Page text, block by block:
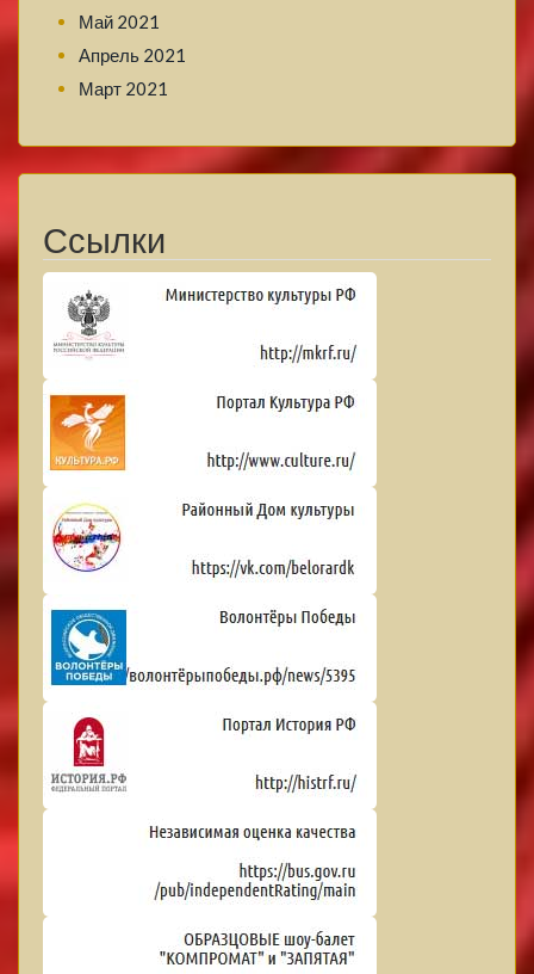
Май 2021
Апрель 2021
Март 2021
Ссылки